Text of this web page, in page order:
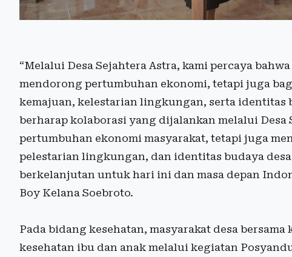
“Melalui Desa Sejahtera Astra, kami percaya
mendorong pertumbuhan ekonomi, tetapi juga
kemajuan, kelestarian lingkungan, serta identitas
berharap kolaborasi yang dijalankan melalui
pertumbuhan ekonomi masyarakat, tetapi juga
pelestarian lingkungan, dan identitas budaya
berkelanjutan untuk hari ini dan masa depan
Boy Kelana Soebroto.
Pada bidang kesehatan, masyarakat desa
kesehatan ibu dan anak melalui kegiatan